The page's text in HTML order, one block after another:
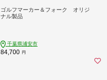
ゴルフマーカー＆フォーク オリジ
ナル製品
千葉県浦安市
84,700 円